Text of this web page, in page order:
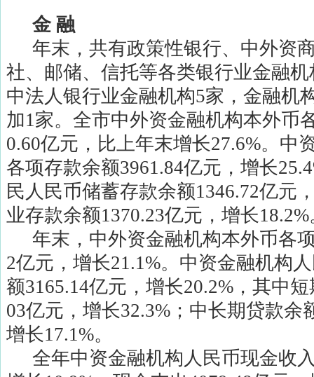
金 融
年末，共有政策性银行、中外资
社、邮储、信托等各类银行业金融
中法人银行业金融机构5家，金融机
加1家。全市中外资金融机构本外币
0.60亿元，比上年末增长27.6%。中
各项存款余额3961.84亿元，增长
民人民币储蓄存款余额1346.72亿元
业存款余额1370.23亿元，增长18.2%
年末，中外资金融机构本外币各
2亿元，增长21.1%。中资金融机构
额3165.14亿元，增长20.2% ，其中
03亿元，增长32.3% ；中长期贷款余
增长17.1%。
全年中资金融机构人民币现金收